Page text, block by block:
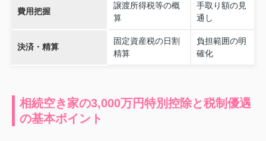
費用把握
譲渡所得税等の概
算
手取り額の見
通し
決済・精算
固定資産税の日割
精算
負担範囲の明
確化
相続空き家の3,000万円特別控除と税制優遇
の基本ポイント